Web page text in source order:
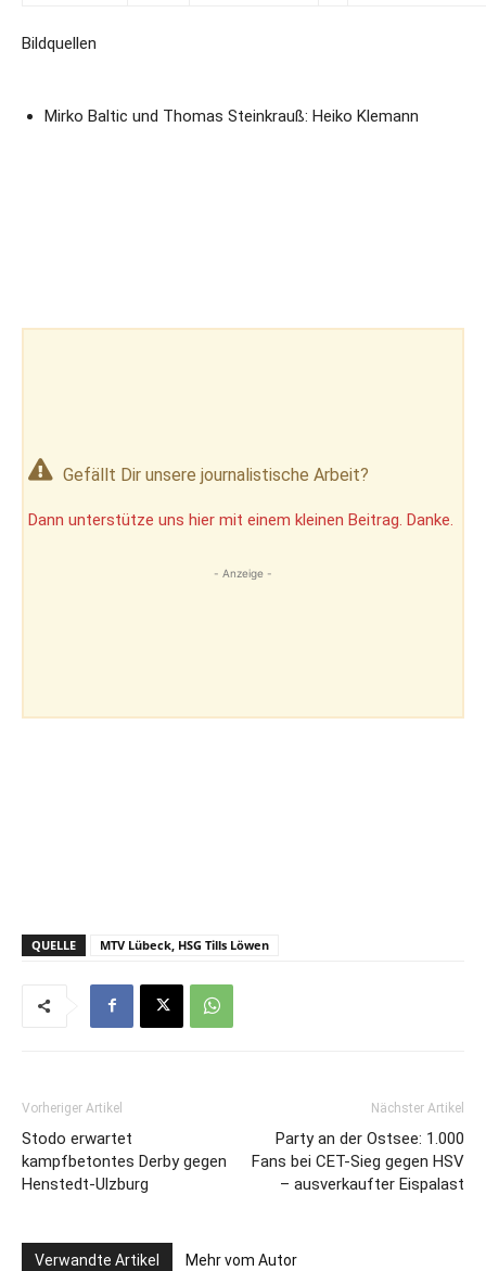
Bildquellen
Mirko Baltic und Thomas Steinkrauß: Heiko Klemann
Gefällt Dir unsere journalistische Arbeit?
Dann unterstütze uns hier mit einem kleinen Beitrag. Danke.
- Anzeige -
QUELLE MTV Lübeck, HSG Tills Löwen
Vorheriger Artikel
Stodo erwartet
kampfbetontes Derby gegen
Henstedt-Ulzburg
Nächster Artikel
Party an der Ostsee: 1.000
Fans bei CET-Sieg gegen HSV
– ausverkaufter Eispalast
Verwandte Artikel Mehr vom Autor